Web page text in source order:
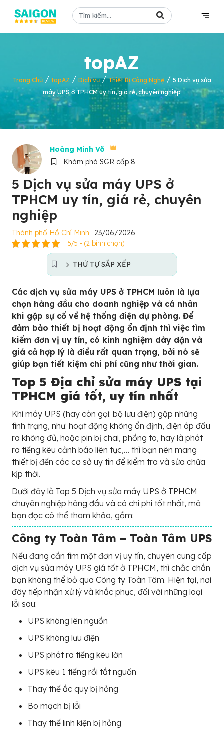
topAZ
Trang Chủ/ topAZ / Dịch vụ/Thiết Bị Công Nghệ/ 5 Dịch vụ sửa
máy UPS ở TPHCM uy tín, giá rẻ, chuyên nghiệp
Hoàng Minh Võ
Khám phá SGR cấp 8
5 Dịch vụ sửa máy UPS ở
TPHCM uy tín, giá rẻ, chuyên
nghiệp
Thành phố Hồ Chí Minh 23/06/2026
5/5 - (2 bình chọn)
THỨ TỰ SẮP XẾP
Các dịch vụ sửa máy UPS ở TPHCM luôn là lựa
chọn hàng đầu cho doanh nghiệp và cá nhân
khi gặp sự cố về hệ thống điện dự phòng. Để
đảm bảo thiết bị hoạt động ổn định thì việc tìm
kiếm đơn vị uy tín, có kinh nghiệm dày dặn và
giá cả hợp lý là điều rất quan trọng, bởi nó sẽ
giúp bạn tiết kiệm chi phí cũng như thời gian.
Top 5 Địa chỉ sửa máy UPS tại
TPHCM giá tốt, uy tín nhất
Khi máy UPS (hay còn gọi: bộ lưu điện) gặp những
tình trạng, như: hoạt động không ổn định, điện áp đầu
ra không đủ, hoặc pin bị chai, phồng to, hay là phát
ra tiếng kêu cảnh báo liên tục,… thì bạn nên mang
thiết bị đến các cơ sở uy tín để kiểm tra và sửa chữa
kịp thời.
Dưới đây là Top 5 Dịch vụ sửa máy UPS ở TPHCM
chuyên nghiệp hàng đầu và có chi phí tốt nhất, mà
bạn đọc có thể tham khảo, gồm:
Công ty Toàn Tâm – Toàn Tâm UPS
Nếu đang cần tìm một đơn vị uy tín, chuyên cung cấp
dịch vụ sửa máy UPS giá tốt ở TPHCM, thì chắc chắn
bạn không thể bỏ qua Công ty Toàn Tâm. Hiện tại, nơi
đây tiếp nhận xử lý và khắc phục, đối với những loại
lỗi sau:
UPS không lên nguồn
UPS không lưu điện
UPS phát ra tiếng kêu lớn
UPS kêu 1 tiếng rồi tắt nguồn
Thay thế ắc quy bị hỏng
Bo mạch bị lỗi
Thay thế linh kiện bị hỏng